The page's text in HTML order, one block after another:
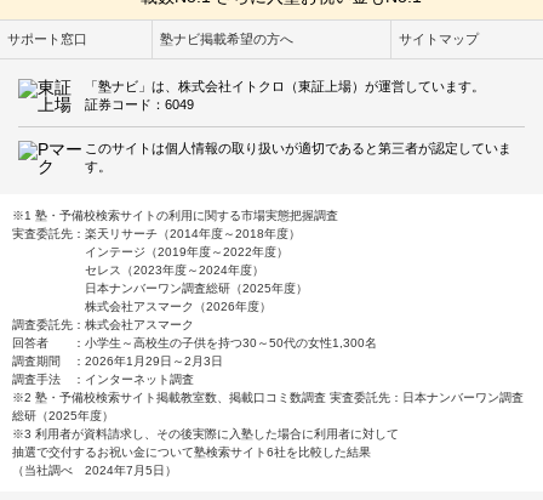
サポート窓口 塾ナビ掲載希望の方へ サイトマップ
「塾ナビ」は、株式会社イトクロ（東証上場）が運営しています。
証券コード：6049
このサイトは個人情報の取り扱いが適切であると第三者が認定していま
す。
※1 塾・予備校検索サイトの利用に関する市場実態把握調査
実査委託先：楽天リサーチ（2014年度～2018年度）
インテージ（2019年度～2022年度）
セレス（2023年度～2024年度）
日本ナンバーワン調査総研（2025年度）
株式会社アスマーク（2026年度）
調査委託先：株式会社アスマーク
回答者 ：小学生～高校生の子供を持つ30～50代の女性1,300名
調査期間 ：2026年1月29日～2月3日
調査手法 ：インターネット調査
※2 塾・予備校検索サイト掲載教室数、掲載口コミ数調査 実査委託先：日本ナンバーワン調査
総研（2025年度）
※3 利用者が資料請求し、その後実際に入塾した場合に利用者に対して
抽選で交付するお祝い金について塾検索サイト6社を比較した結果
（当社調べ 2024年7月5日）